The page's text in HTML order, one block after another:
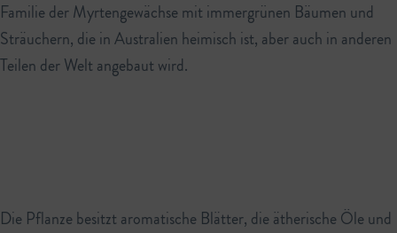
Familie der Myrtengewächse mit immergrünen Bäumen und
Sträuchern, die in Australien heimisch ist, aber auch in anderen
Teilen der Welt angebaut wird.
Die Pflanze besitzt aromatische Blätter, die ätherische Öle und